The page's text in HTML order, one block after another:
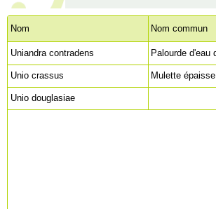
Nom Nom commun
Uniandra contradens
Unio crassus Mulette épaisse
Unio douglasiae